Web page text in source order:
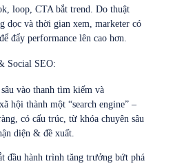
loop, CTA bắt trend. Do thuật
dọc và thời gian xem, marketer có
đẩy performance lên cao hơn.
Social SEO:
vào thanh tìm kiếm và
hội thành một “search engine” –
có cấu trúc, từ khóa chuyên sâu
diện & đề xuất.
đầu hành trình tăng trưởng bứt phá